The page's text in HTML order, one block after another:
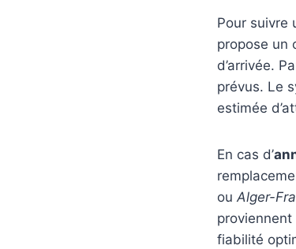
Pour suivre
propose un
d’arrivée.
prévus. Le
estimée
En cas d’
ou Alger-
fiabilité